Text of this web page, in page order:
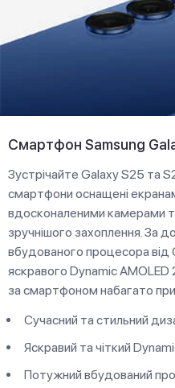
Смартфон Samsung
Зустрічайте Galaxy S25 та
смартфони оснащені
вдосконаленими камерами
зручнішого захоплення. За
вбудованого процесора від
яскравого Dynamic
за смартфоном набагато
Сучасний та стильний
Яскравий та чіткий
Потужний вбудований